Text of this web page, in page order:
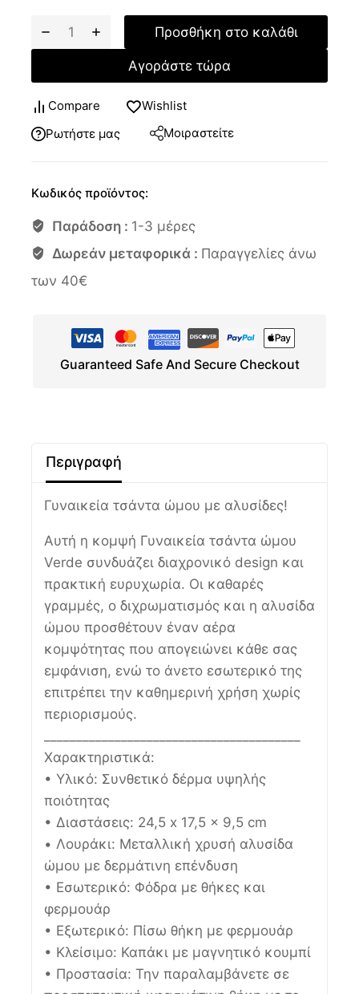
Προσθήκη στο καλάθι
Αγοράστε τώρα
Compare
Wishlist
Ρωτήστε μας
Μοιραστείτε
Κωδικός προϊόντος:
Παράδοση : 1-3 μέρες
Δωρεάν μεταφορικά : Παραγγελίες άνω
των 40€
Guaranteed Safe And Secure Checkout
Περιγραφή
Γυναικεία τσάντα ώμου με αλυσίδες!
Αυτή η κομψή Γυναικεία τσάντα ώμου
Verde συνδυάζει διαχρονικό design και
πρακτική ευρυχωρία. Οι καθαρές
γραμμές, ο διχρωματισμός και η αλυσίδα
ώμου προσθέτουν έναν αέρα
κομψότητας που απογειώνει κάθε σας
εμφάνιση, ενώ το άνετο εσωτερικό της
επιτρέπει την καθημερινή χρήση χωρίς
περιορισμούς.
Χαρακτηριστικά:
• Υλικό: Συνθετικό δέρμα υψηλής
ποιότητας
• Διαστάσεις: 24,5 x 17,5 x 9,5 cm
• Λουράκι: Μεταλλική χρυσή αλυσίδα
ώμου με δερμάτινη επένδυση
• Εσωτερικό: Φόδρα με θήκες και
φερμουάρ
• Εξωτερικό: Πίσω θήκη με φερμουάρ
• Κλείσιμο: Καπάκι με μαγνητικό κουμπί
• Προστασία: Την παραλαμβάνετε σε